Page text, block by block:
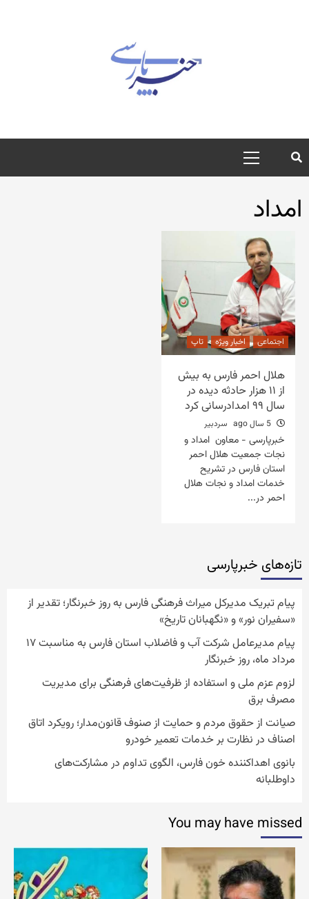
منوی
اصلی
امداد
اجتماعی اخبار ویژه تاپ
هلال احمر فارس به بیش
از ۱۱ هزار حادثه دیده در
سال ۹۹ امدادرسانی کرد
سردبیر
خبرپارسی - معاون امداد و
نجات جمعیت هلال احمر
استان فارس در تشریح
خدمات امداد و نجات هلال
احمر در...
تازه‌‏های خبرپارسی
پیام تبریک مدیرکل میراث فرهنگی فارس به روز خبرنگار؛ تقدیر از
«سفیران نور» و «نگهبانان تاریخ»
پیام مدیرعامل شرکت آب و فاضلاب استان فارس به مناسبت ۱۷
مرداد ماه، روز خبرنگار
لزوم عزم ملی و استفاده از ظرفیت‌های فرهنگی برای مدیریت
مصرف برق
صیانت از حقوق مردم و حمایت از صنوف قانون‌مدار؛ رویکرد اتاق
اصناف در نظارت بر خدمات تعمیر خودرو
بانوی اهداکننده خون فارس، الگوی تداوم در مشارکت‌های
داوطلبانه
You may have missed